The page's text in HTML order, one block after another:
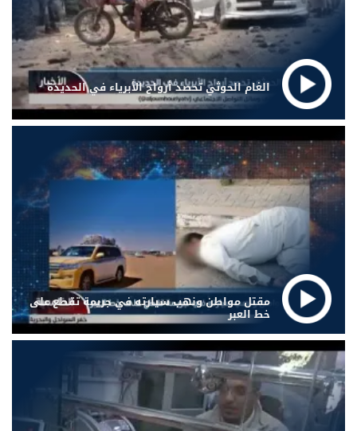
الغام الحوثي تحصد أرواح الأبرياء في الحديدة
مقتل مواطن ونهب سيارته في جريمة تقطع على
خط العبر